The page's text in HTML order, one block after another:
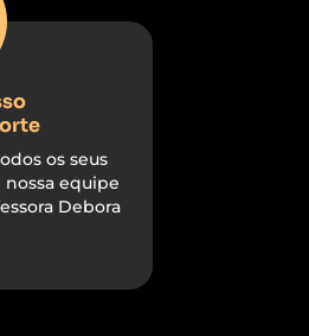
os seus
equipe
Debora